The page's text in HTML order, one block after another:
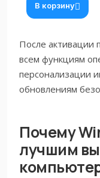
В корзину
После активации
всем функциям
персонализации
обновлениям
Почему
лучшим